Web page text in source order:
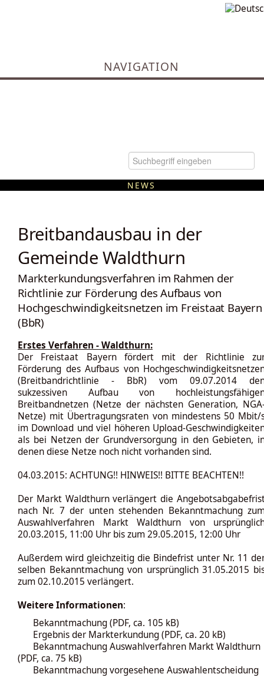
NAVIGATION
NEWS
Breitbandausbau in der
Gemeinde Waldthurn
Markterkundungsverfahren im Rahmen der
Richtlinie zur Förderung des Aufbaus von
Hochgeschwindigkeitsnetzen im Freistaat Bayern
(BbR)
Erstes Verfahren - Waldthurn:
Der Freistaat Bayern fördert mit der Richtlinie
Förderung des Aufbaus von
(Breitbandrichtlinie - BbR) vom 09.07.2014
sukzessiven Aufbau von
Breitbandnetzen (Netze der nächsten Generation,
Netze) mit Übertragungsraten von mindestens 50 Mbit/
im Download und viel höheren Upload-
als bei Netzen der Grundversorgung in den Gebieten,
denen diese Netze noch nicht vorhanden sind.
04.03.2015: ACHTUNG!! HINWEIS!! BITTE BEACHTEN!!
Der Markt Waldthurn verlängert die
nach Nr. 7 der unten stehenden Bekanntmachung
Auswahlverfahren Markt Waldthurn von
20.03.2015, 11:00 Uhr bis zum 29.05.2015, 12:00 Uhr
Außerdem wird gleichzeitig die Bindefrist unter Nr. 11
selben Bekanntmachung von ursprünglich 31.05.2015
zum 02.10.2015 verlängert.
Weitere Informationen:
Bekanntmachung(PDF, ca. 105 kB)
Ergebnis der Markterkundung(PDF, ca. 20 kB)
Bekanntmachung Auswahlverfahren Markt Waldthurn
(PDF, ca. 75 kB)
Bekanntmachung vorgesehene Auswahlentscheidung